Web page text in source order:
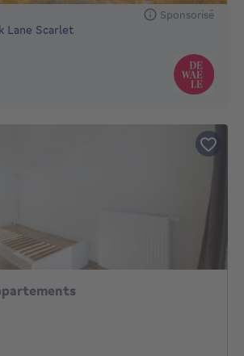
Sponsorisé
Lane Scarlet